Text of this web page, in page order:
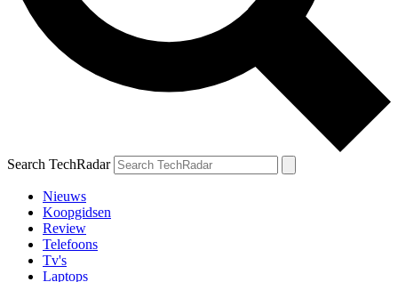
Search TechRadar
Nieuws
Koopgidsen
Review
Telefoons
Tv's
Laptops